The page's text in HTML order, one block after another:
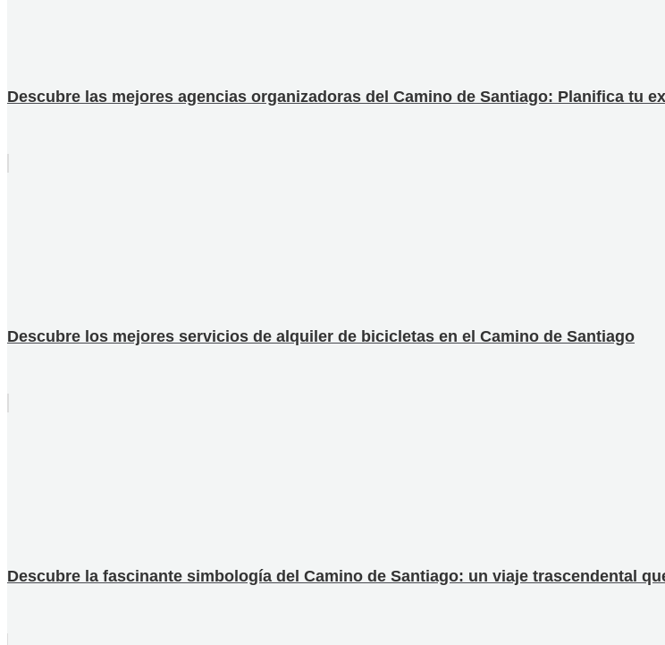
Descubre las mejores agencias organizadoras del Camino de Santiago: Planifica tu
Descubre los mejores servicios de alquiler de bicicletas en el Camino de Santiago
Descubre la fascinante simbología del Camino de Santiago: un viaje trascendental